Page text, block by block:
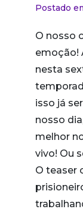
Postado
O nosso
emoção!
nesta
isso já
nosso
melhor
vivo! Ou
O teaser